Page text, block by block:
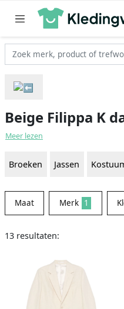
Beige Filippa K
Meer lezen
Broeken Jassen
Maat Merk 1
13 resultaten: